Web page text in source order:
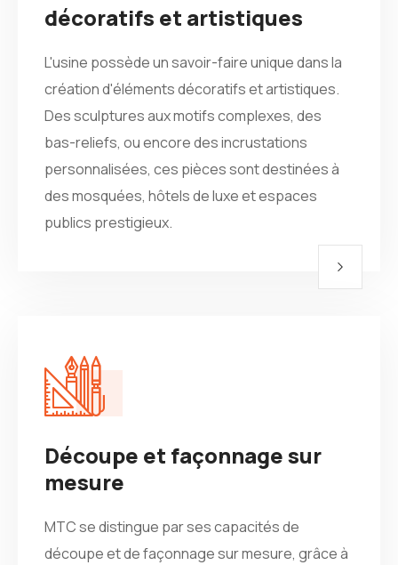
décoratifs et artistiques
L'usine possède un savoir-faire unique dans la
création d'éléments décoratifs et artistiques.
Des sculptures aux motifs complexes, des
bas-reliefs, ou encore des incrustations
personnalisées, ces pièces sont destinées à
des mosquées, hôtels de luxe et espaces
publics prestigieux.
Découpe et façonnage sur
mesure
MTC se distingue par ses capacités de
découpe et de façonnage sur mesure, grâce à